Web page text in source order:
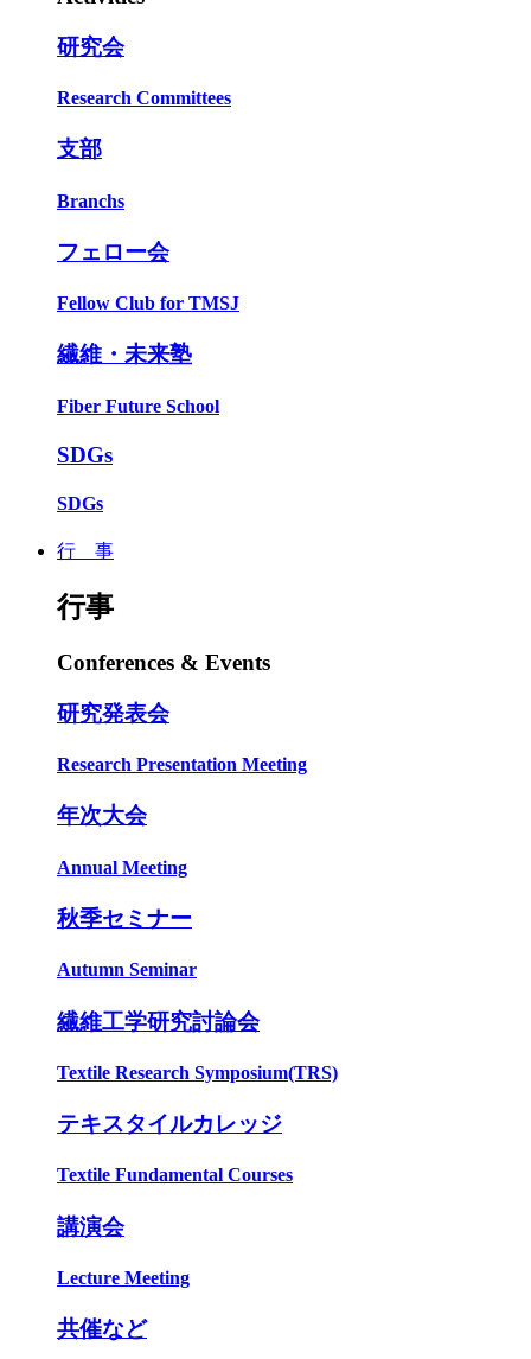
研究会
Research Committees
支部
Branchs
フェロー会
Fellow Club for TMSJ
繊維・未来塾
Fiber Future School
SDGs
SDGs
行 事
行事
Conferences & Events
研究発表会
Research Presentation Meeting
年次大会
Annual Meeting
秋季セミナー
Autumn Seminar
繊維工学研究討論会
Textile Research Symposium(TRS)
テキスタイルカレッジ
Textile Fundamental Courses
講演会
Lecture Meeting
共催など